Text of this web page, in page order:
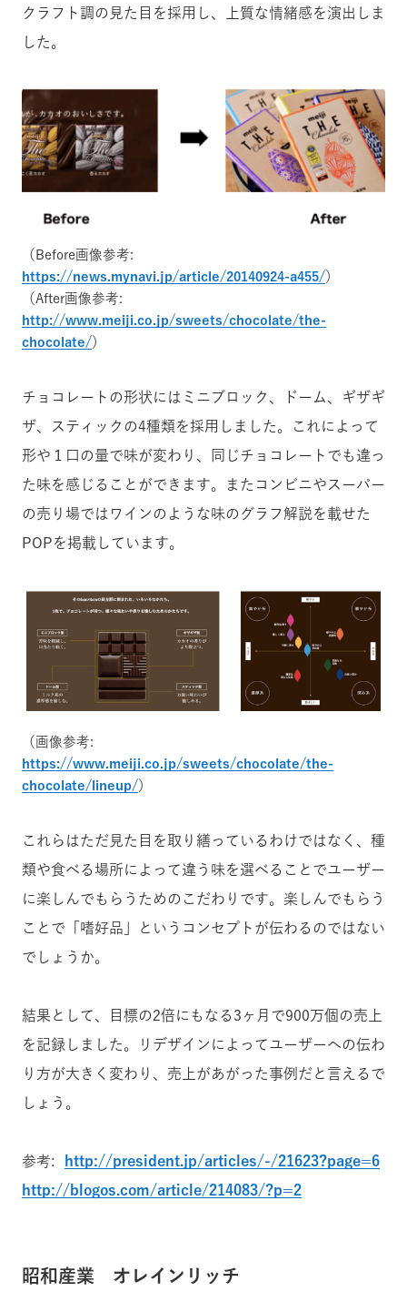
クラフト調の見た目を採用し、上質な情緒感を演出しま
した。
（Before画像参考:
https://news.mynavi.jp/article/20140924-a455/）
（After画像参考:
http://www.meiji.co.jp/sweets/chocolate/the-
chocolate/）
チョコレートの形状にはミニブロック、ドーム、ギザギ
ザ、スティックの4種類を採用しました。これによって
形や１口の量で味が変わり、同じチョコレートでも違っ
た味を感じることができます。またコンビニやスーパー
の売り場ではワインのような味のグラフ解説を載せた
POPを掲載しています。
（画像参考:
https://www.meiji.co.jp/sweets/chocolate/the-
chocolate/lineup/ ）
これらはただ見た目を取り繕っているわけではなく、種
類や食べる場所によって違う味を選べることでユーザー
に楽しんでもらうためのこだわりです。楽しんでもらう
ことで「嗜好品」というコンセプトが伝わるのではない
でしょうか。
結果として、目標の2倍にもなる3ヶ月で900万個の売上
を記録しました。
リデザインによってユーザーへの伝わ
り方が大きく変わり、売上があがった事例だと言えるで
しょう。
参考:
http://president.jp/articles/-/21623?page=6
http://blogos.com/article/214083/?p=2
昭和産業 オレインリッチ